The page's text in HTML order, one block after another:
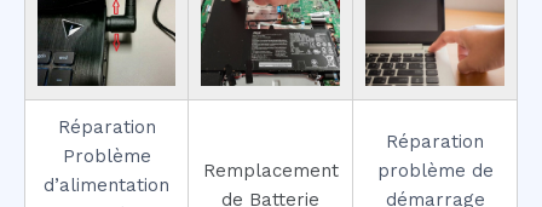
Réparation
Problème
d’alimentation
Remplacement
de Batterie
Réparation
problème de
démarrage